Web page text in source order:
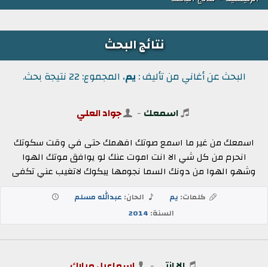
نتائج البحث
البحث عن أغاني من تأليف :يم، المجموع: 22 نتيجة بحث.
اسمعك - جواد العلي
اسمعك من غير ما اسمع صوتك افهمك حتى في وقت سكوتك
انحرم من كل شي الا انت اموت عنك لو يوافق موتك الهوا
وشهو الهوا من دونك السما نجومها يبكوك لاتغيب عني تكفى
كلمات: يم الحان: عبدالله مسلم
السنة: 2014